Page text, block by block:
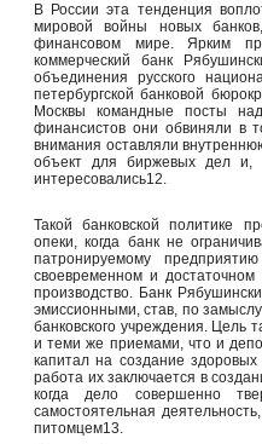
В России эта тенденция
мировой войны новых
финансовом мире. Ярким
коммерческий банк
объединения русского
петербургской банковой
Москвы командные посты
финансистов они обвиняли в
внимания оставляли
объект для биржевых дел и,
интересовались12.
Такой банковской политике
опеки, когда банк не
патронируемому
своевременном и
производство. Банк
эмиссионными, став, по
банковского учреждения. Цель
и теми же приемами, что и
капитал на создание
работа их заключается в
когда дело совершенно
самостоятельная
питомцем13.